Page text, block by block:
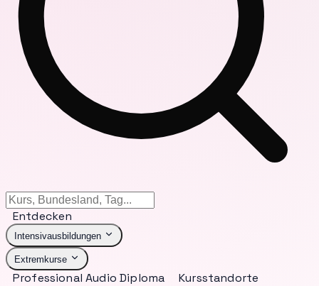
Entdecken
Intensivausbildungen
Extremkurse
Professional Audio Diploma Kursstandorte